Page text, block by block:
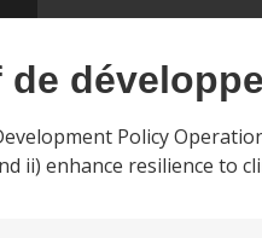
de
Policy
ii) enhance resilience to